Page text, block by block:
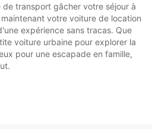
transport gâcher votre séjour à
votre voiture de location
expérience sans tracas. Que
voiture urbaine pour explorer la
pour une escapade en famille,